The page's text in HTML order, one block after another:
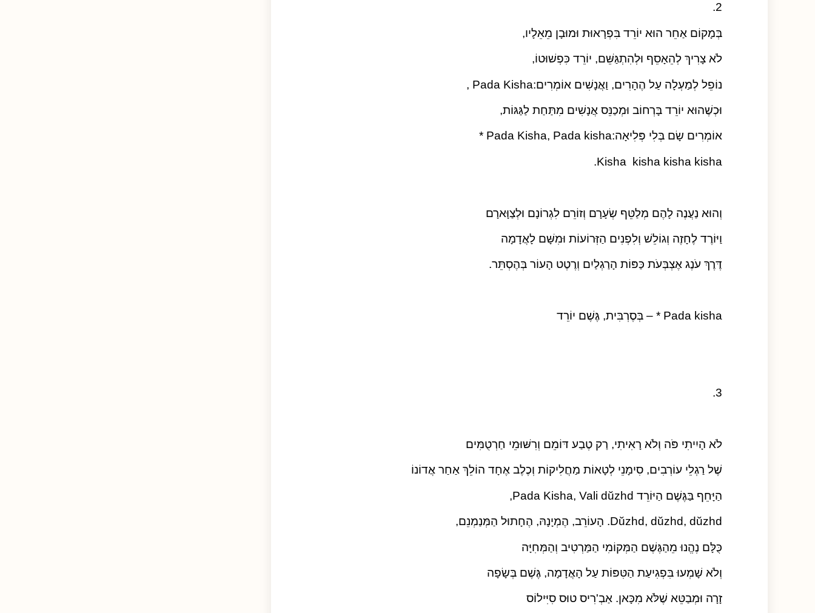
2.
בְּמָקוֹם אַחֵר הוּא יוֹרֵד בִּפְרָאוּת וּמוּבָן מֵאֵלָיו,
לֹא צָרִיךְ לְהֵאָסֵף וּלְהִתְגַּשֵּׁם, יוֹרֵד כִּפְשׁוּטוֹ,
נוֹפֵל לְמַעְלָה עַל הֶהָרִים, וַאֲנָשִׁים אוֹמְרִים:Pada Kisha ,
וּכְשֶׁהוּא יוֹרֵד בָּרְחוֹב וּמְכַנֵּס אֲנָשִׁים מִתַּחַת לַגַּגּוֹת,
אוֹמְרִים שָׂם בְּלִי פְּלִיאָה:Pada Kisha, Pada kisha *
Kisha kisha kisha kisha.
וְהוּא נַעֲנֶה לָהֶם מְלַטֵּף שְׂעָרָם וְזוֹרֵם לִגְרוֹנָם וּלְצַוָּארָם
וַיּוֹרֶד לֶחָזֶה וְגוֹלֵשׁ וְלִפְנִים הַזְּרוֹעוֹת וּמִשָּׁם לָאֲדָמָה
דֶּרֶךְ עֹנֶג אֶצְבְּעֹת כַּפּוֹת הָרַגְלַיִם וְרֶטֶט הָעוֹר בְּהֶסְתֵּר.
Pada kisha * – בְּסֶרְבִּית, גֶּשֶׁם יוֹרֵד
3.
לֹא הָיִיתִי פֹּה וְלֹא רָאִיתִי, רַק טֶבַע דּוֹמֵם וְרִשּׁוּמֵי חַרְטֻמִּים
שֶׁל רַגְלֵי עוֹרְבִים, סִימָנֵי לְטָאוֹת מַחֲלִיקוֹת וְכֶלֶב אֶחָד הוֹלֵךְ אַחַר אֲדוֹנוֹ
הַיָּחֵף בַּגֶּשֶׁם הַיּוֹרֵד Pada Kisha, Vali dŭzhd,
Dŭzhd, dŭzhd, dŭzhd. הָעוֹרֵב, הֶמְיָנָהּ, הֶחָתוּל הַמְּנַמְנֵם,
כֻּלָּם נֶהֱנוּ מֵהַגֶּשֶׁם הַמְּקוֹמִי הַמַּרְטִיב וְהַמְּחִיָּה
וְלֹא שָׁמְעוּ בִּפְגִיעַת הַטִּפּוֹת עַל הָאֲדָמָה, גֶּשֶׁם בְּשָׂפָה
זָרָה וּמְבַטֵּא שֶׁלֹּא מִכָּאן. אַבְ'רִיס טוּס סִיִּילוֹס